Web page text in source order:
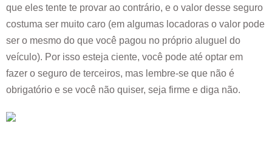
que eles tente te provar ao contrário, e o valor desse seguro
costuma ser muito caro (em algumas locadoras o valor pode
ser o mesmo do que você pagou no próprio aluguel do
veículo). Por isso esteja ciente, você pode até optar em
fazer o seguro de terceiros, mas lembre-se que não é
obrigatório e se você não quiser, seja firme e diga não.